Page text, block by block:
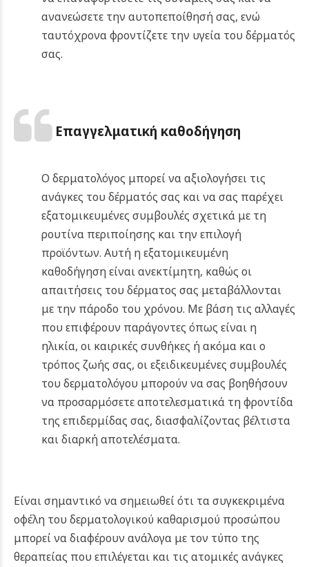
ανανεώσετε την αυτοπεποίθησή σας, ενώ
ταυτόχρονα φροντίζετε την υγεία του δέρματός
σας.
Επαγγελματική καθοδήγηση
Ο δερματολόγος μπορεί να αξιολογήσει τις
ανάγκες του δέρματός σας και να σας παρέχει
εξατομικευμένες συμβουλές σχετικά με τη
ρουτίνα περιποίησης και την επιλογή
προϊόντων. Αυτή η εξατομικευμένη
καθοδήγηση είναι ανεκτίμητη, καθώς οι
απαιτήσεις του δέρματος σας μεταβάλλονται
με την πάροδο του χρόνου. Με βάση τις αλλαγές
που επιφέρουν παράγοντες όπως είναι η
ηλικία, οι καιρικές συνθήκες ή ακόμα και ο
τρόπος ζωής σας, οι εξειδικευμένες συμβουλές
του δερματολόγου μπορούν να σας βοηθήσουν
να προσαρμόσετε αποτελεσματικά τη φροντίδα
της επιδερμίδας σας, διασφαλίζοντας βέλτιστα
και διαρκή αποτελέσματα.
Είναι σημαντικό να σημειωθεί ότι τα συγκεκριμένα
οφέλη του δερματολογικού καθαρισμού προσώπου
μπορεί να διαφέρουν ανάλογα με τον τύπο της
θεραπείας που επιλέγεται και τις ατομικές ανάγκες